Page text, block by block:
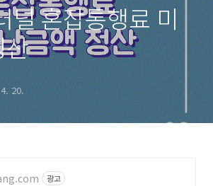
널 혼잡통행료 미
20.
광고